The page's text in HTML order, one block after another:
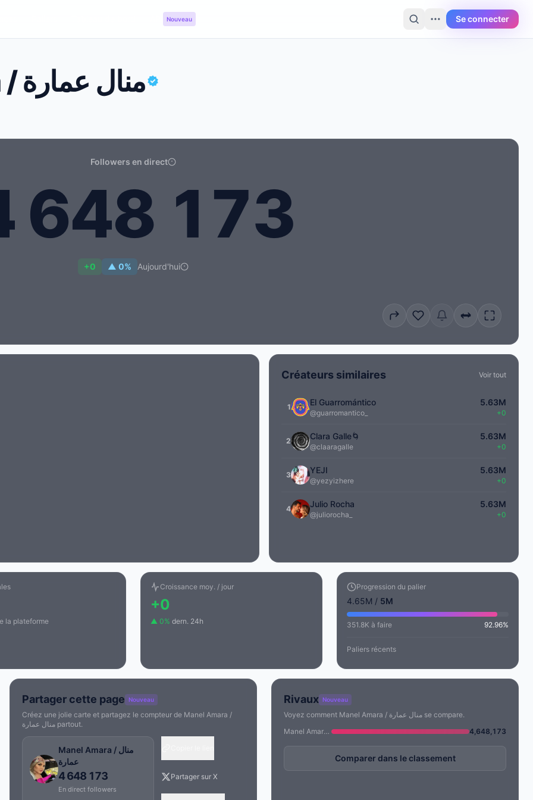
Nouveau Se connecter
Manel Amara / منال عمارة
Followers en direct
648 173
+0 ▲ 0% Aujourd'hui
Créateurs similaires Voir tout
1 El Guarromántico
@guarromantico_
5.63M
+0
2 Clara Galle🌀
@claaragalle
5.63M
+0
3 YEJI
@yezyizhere
5.63M
+0
4 Julio Rocha
@juliorocha_
5.63M
+0
la plateforme
Croissance moy. / jour
+0
▲ 0% dern. 24h
Progression du palier
4.65M / 5M
351.8K à faire 92.96%
Paliers récents
Partager cette page Nouveau
Créez une jolie carte et partagez le compteur de Manel Amara /
منال عمارة partout.
Manel Amara / منال
عمارة
4 648 173
En direct followers
Partager sur X
Rivaux Nouveau
Voyez comment Manel Amara / منال عمارة se compare.
Manel Amara / منال عمارة
4,648,173
Comparer dans le classement